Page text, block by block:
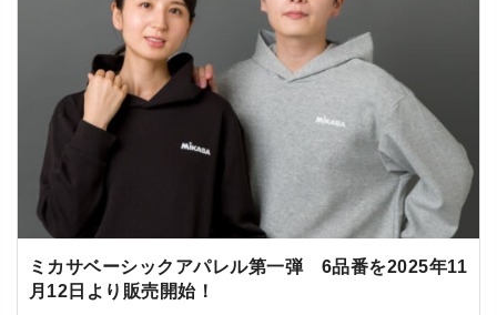
ミカサベーシックアパレル第一弾 6品番を2025年11
月12日より販売開始！